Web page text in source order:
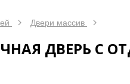
Двери массив
ДВЕРЬ С